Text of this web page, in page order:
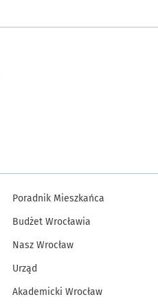
Poradnik Mieszkańca
Budżet Wrocławia
Nasz Wrocław
Urząd
Akademicki Wrocław